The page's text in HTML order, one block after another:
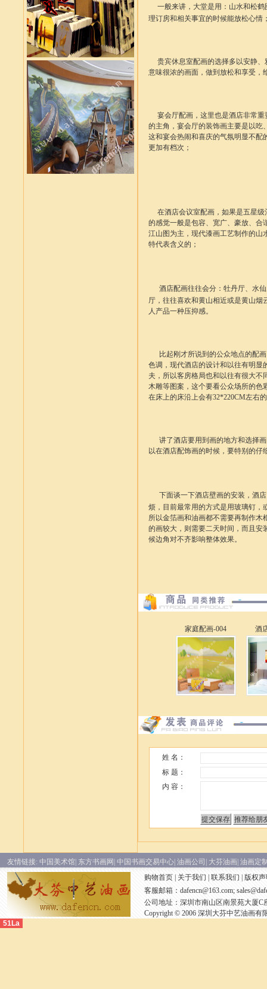
一般来讲，大堂是用：山水和松鹤
理订房和相关事宜的时候能放松心情
贵宾休息室配画的选择多以安静、
意味很浓的画面，做到放松和享受，
宴会厅配画，这里也是酒店非常重
的主角，宴会厅的装饰画主要是以吃
这和宴会热闹和喜庆的气氛明显不配
更加有档次；
在酒店会议室配画，如果是五星级
的感觉一般是包容、宽广、豪放、合
江山图为主，现代漆画工艺制作的山
特代表含义的；
酒店配画往往会分：牡丹厅、水
厅，往往喜欢和黄山相近或是黄山
人产品一种压抑感。
比起刚才所说到的公众地点的配画
色调，现代酒店的设计和以往有明显
夫，所以客房格局也和以往有很大
木雕等图案，这个要看公众场所的色
在床上的床沿上会有32*220CM左右
讲了酒店要用到画的地方和选择画
以在酒店配饰画的时候，要特别的仔
下面谈一下酒店壁画的安装，酒
烦，目前最常用的方式是用玻璃钉，
所以金箔画和油画都不需要再制作木
的画较大，则需要二天时间，而且安
候边角对不齐影响整体效果。
家庭配画-004 酒
姓 名：
标 题：
内 容：
友情链接: 中国美术馆| 东方书画网| 中国书画交易中心| 油画公司| 大芬油画| 油画定
购物首页
关于我们 联系我们
版权
客服邮箱： dafencn@163.com;
公司地址：深圳市南山区南景苑大厦
Copyright © 2006 深圳大芬中艺油画有
51La